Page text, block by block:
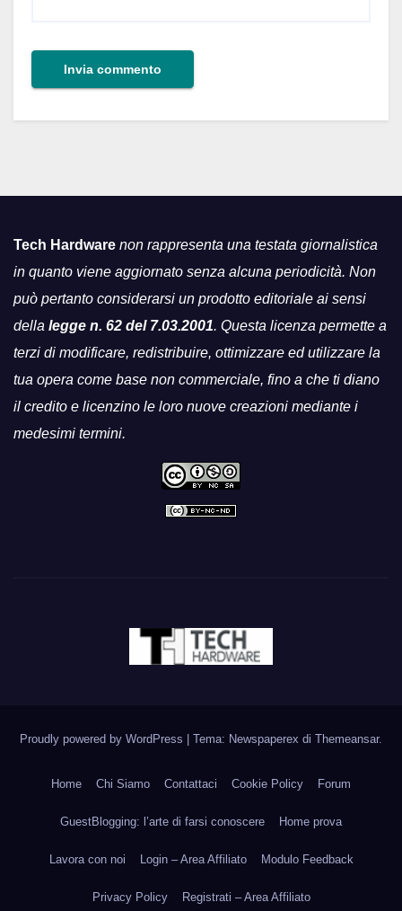
Tech Hardware non rappresenta una testata giornalistica
in quanto viene aggiornato senza alcuna periodicità. Non
può pertanto considerarsi un prodotto editoriale ai sensi
della legge n. 62 del 7.03.2001. Questa licenza permette a
terzi di modificare, redistribuire, ottimizzare ed utilizzare la
tua opera come base non commerciale, fino a che ti diano
il credito e licenzino le loro nuove creazioni mediante i
medesimi termini.
Proudly powered by WordPress Tema: Newspaperex di Themeansar.
Home Chi Siamo Contattaci Cookie Policy Forum
GuestBlogging: l’arte di farsi conoscere Home prova
Lavora con noi Login – Area Affiliato Modulo Feedback
Privacy Policy Registrati – Area Affiliato